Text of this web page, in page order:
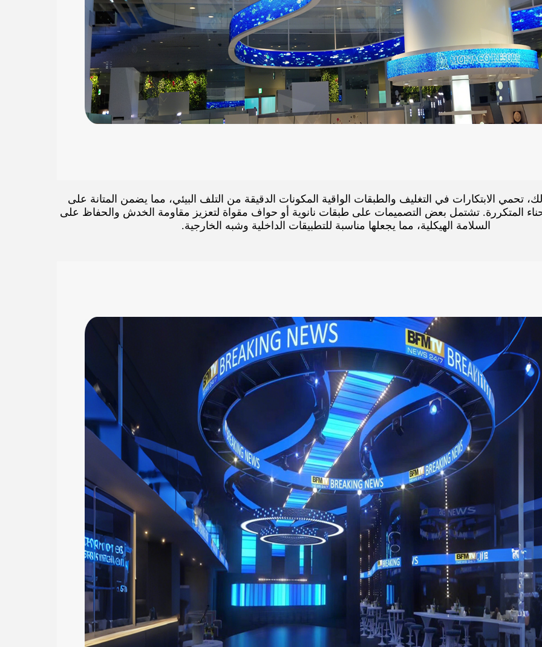
تحمي الابتكارات في التغليف والطبقات الواقية المكونات الدقيقة من التلف البيئي، مما يضمن المتانة على
المتكررة. تشتمل بعض التصميمات على طبقات نانوية أو حواف مقواة لتعزيز مقاومة الخدش والحفاظ على
السلامة الهيكلية، مما يجعلها مناسبة للتطبيقات الداخلية وشبه الخارجية.